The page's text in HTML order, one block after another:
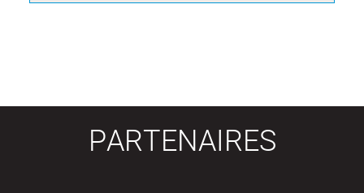
PARTENAIRES